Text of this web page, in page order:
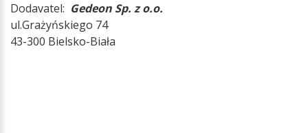
Dodavatel: Gedeon Sp. z o.o.
ul.Grażyńskiego 74
43-300 Bielsko-Biała